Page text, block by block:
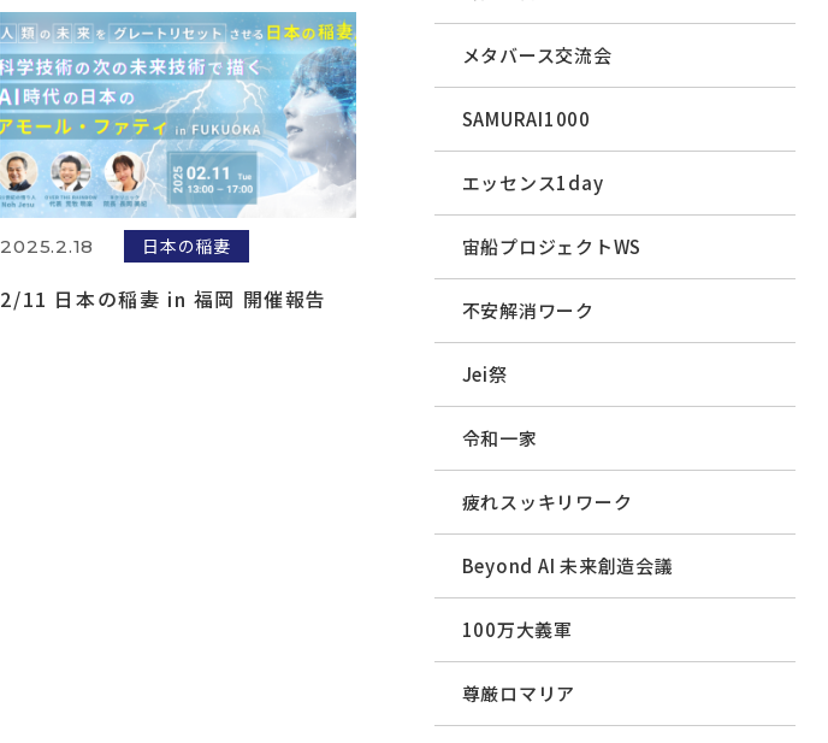
2025.2.18 日本の稲妻
2/11 日本の稲妻 in 福岡 開催報告
メタバース交流会
SAMURAI1000
エッセンス1day
宙船プロジェクトWS
不安解消ワーク
Jei祭
令和一家
疲れスッキリワーク
Beyond AI 未来創造会議
100万大義軍
尊厳ロマリア